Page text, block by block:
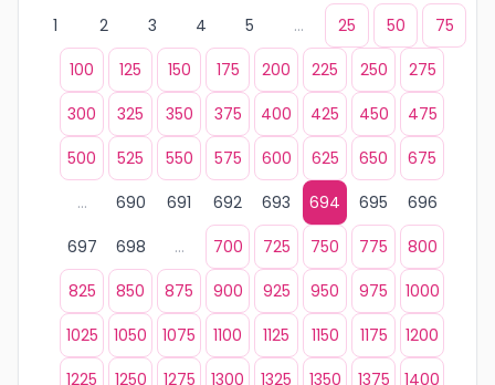
1
2 3 4 5 ... 25 50
75
100
125 150 175 200 225 250
275
300
325 350 375 400 425 450
475
500
525 550 575 600 625 650
675
...
690 691 692 693 694 695
696
697
698 ... 700 725 750 775
800
825
850 875 900 925 950 975
1000
1025
1050 1075 1100 1125 1150 1175
1200
1225
1250 1275 1300 1325 1350 1375 1400